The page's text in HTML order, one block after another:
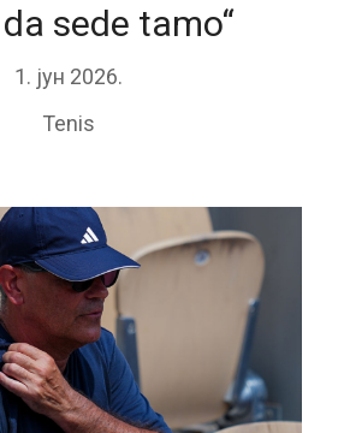
sede tamo“
1. јун 2026.
Tenis